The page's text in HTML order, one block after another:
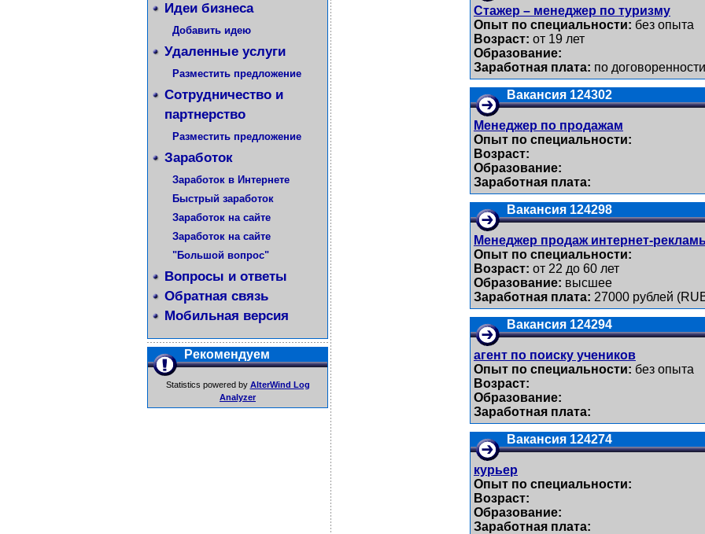
Идеи бизнеса
Добавить идею
Удаленные услуги
Разместить предложение
Сотрудничество и
партнерство
Разместить предложение
Заработок
Заработок в Интернете
Быстрый заработок
Заработок на сайте
Заработок на сайте
"Большой вопрос"
Вопросы и ответы
Обратная связь
Мобильная версия
Рекомендуем
Statistics powered by AlterWind Log
Analyzer
Стажер – менеджер по туризму
Опыт по специальности: без опыта
Возраст: от 19 лет
Образование:
Заработная плата: по
Вакансия 124302
Менеджер по продажам
Опыт по специальности:
Возраст:
Образование:
Заработная плата:
Вакансия 124298
Менеджер продаж интернет-
Опыт по специальности:
Возраст: от 22 до 60 лет
Образование: высшее
Заработная плата: 27000 рублей
Вакансия 124294
агент по поиску учеников
Опыт по специальности: без опыта
Возраст:
Образование:
Заработная плата:
Вакансия 124274
курьер
Опыт по специальности:
Возраст:
Образование:
Заработная плата: